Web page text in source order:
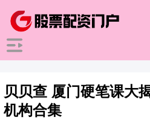
贝贝查 厦门硬笔课大
机构合集